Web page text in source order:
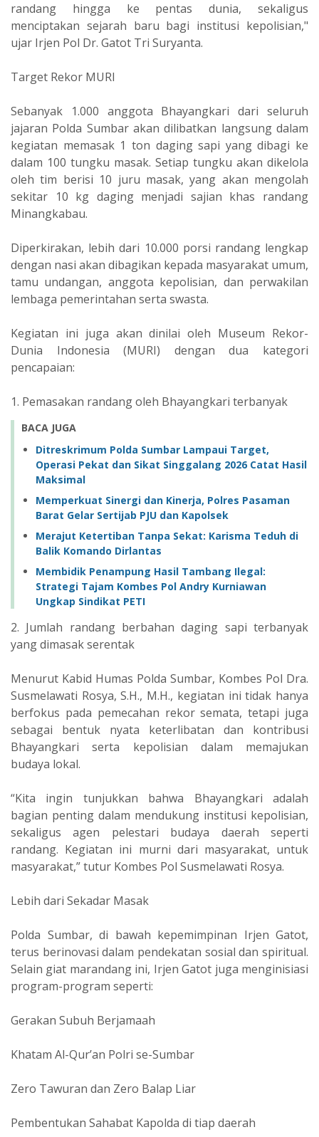
randang hingga ke pentas dunia, sekaligus
menciptakan sejarah baru bagi institusi kepolisian,"
ujar Irjen Pol Dr. Gatot Tri Suryanta.
Target Rekor MURI
Sebanyak 1.000 anggota Bhayangkari dari seluruh
jajaran Polda Sumbar akan dilibatkan langsung dalam
kegiatan memasak 1 ton daging sapi yang dibagi ke
dalam 100 tungku masak. Setiap tungku akan dikelola
oleh tim berisi 10 juru masak, yang akan mengolah
sekitar 10 kg daging menjadi sajian khas randang
Minangkabau.
Diperkirakan, lebih dari 10.000 porsi randang lengkap
dengan nasi akan dibagikan kepada masyarakat umum,
tamu undangan, anggota kepolisian, dan perwakilan
lembaga pemerintahan serta swasta.
Kegiatan ini juga akan dinilai oleh Museum Rekor-
Dunia Indonesia (MURI) dengan dua kategori
pencapaian:
1. Pemasakan randang oleh Bhayangkari terbanyak
BACA JUGA
Ditreskrimum Polda Sumbar Lampaui Target,
Operasi Pekat dan Sikat Singgalang 2026 Catat Hasil
Maksimal
Memperkuat Sinergi dan Kinerja, Polres Pasaman
Barat Gelar Sertijab PJU dan Kapolsek
Merajut Ketertiban Tanpa Sekat: Karisma Teduh di
Balik Komando Dirlantas
Membidik Penampung Hasil Tambang Ilegal:
Strategi Tajam Kombes Pol Andry Kurniawan
Ungkap Sindikat PETI
2. Jumlah randang berbahan daging sapi terbanyak
yang dimasak serentak
Menurut Kabid Humas Polda Sumbar, Kombes Pol Dra.
Susmelawati Rosya, S.H., M.H., kegiatan ini tidak hanya
berfokus pada pemecahan rekor semata, tetapi juga
sebagai bentuk nyata keterlibatan dan kontribusi
Bhayangkari serta kepolisian dalam memajukan
budaya lokal.
“Kita ingin tunjukkan bahwa Bhayangkari adalah
bagian penting dalam mendukung institusi kepolisian,
sekaligus agen pelestari budaya daerah seperti
randang. Kegiatan ini murni dari masyarakat, untuk
masyarakat,” tutur Kombes Pol Susmelawati Rosya.
Lebih dari Sekadar Masak
Polda Sumbar, di bawah kepemimpinan Irjen Gatot,
terus berinovasi dalam pendekatan sosial dan spiritual.
Selain giat marandang ini, Irjen Gatot juga menginisiasi
program-program seperti:
Gerakan Subuh Berjamaah
Khatam Al-Qur’an Polri se-Sumbar
Zero Tawuran dan Zero Balap Liar
Pembentukan Sahabat Kapolda di tiap daerah